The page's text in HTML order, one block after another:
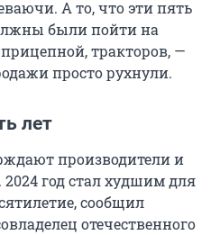
А то, что эти пять
были пойти на
тракторов, —
просто рухнули.
лет
производители и
год стал худшим для
сообщил
отечественного